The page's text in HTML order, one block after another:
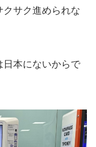
サク進められな
日本にないからで